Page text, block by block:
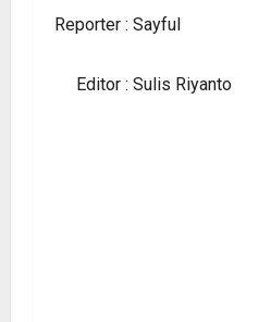
Reporter : Sayful
Editor : Sulis Riyanto